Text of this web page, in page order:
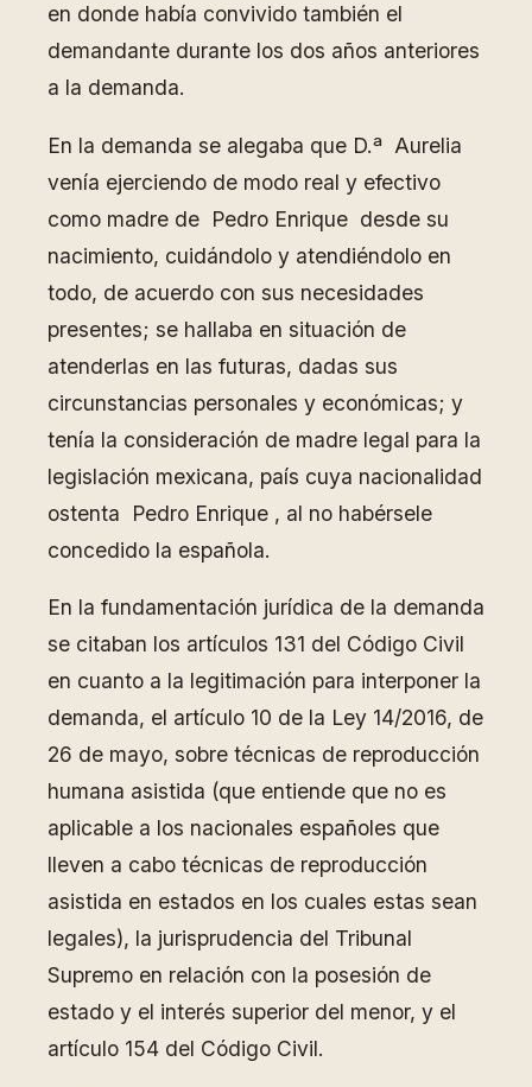
en donde había convivido también el
demandante durante los dos años anteriores
a la demanda.
En la demanda se alegaba que D.ª Aurelia
venía ejerciendo de modo real y efectivo
como madre de Pedro Enrique desde su
nacimiento, cuidándolo y atendiéndolo en
todo, de acuerdo con sus necesidades
presentes; se hallaba en situación de
atenderlas en las futuras, dadas sus
circunstancias personales y económicas; y
tenía la consideración de madre legal para la
legislación mexicana, país cuya nacionalidad
ostenta Pedro Enrique , al no habérsele
concedido la española.
En la fundamentación jurídica de la demanda
se citaban los artículos 131 del Código Civil
en cuanto a la legitimación para interponer la
demanda, el artículo 10 de la Ley 14/2016, de
26 de mayo, sobre técnicas de reproducción
humana asistida (que entiende que no es
aplicable a los nacionales españoles que
lleven a cabo técnicas de reproducción
asistida en estados en los cuales estas sean
legales), la jurisprudencia del Tribunal
Supremo en relación con la posesión de
estado y el interés superior del menor, y el
artículo 154 del Código Civil.